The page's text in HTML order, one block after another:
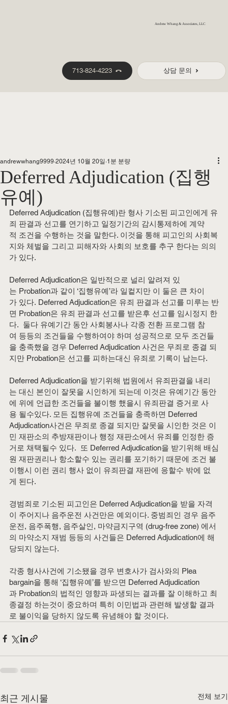
Andrew Whang & Associates, LLC
713-824-4223 상담 문의
Deferred Adjudication (집행
유예)
andrewwhang9999 2024년 10월 20일 1분 분량
Deferred Adjudication (집행유예)란 형사 기소된 피고인에게 유
죄 판결과 선고를 연기하고 일정기간의 감시통제하에 계약
적 조건을 수행하는 것을 말한다. 이것을 통해 피고인의 사회복
지와 체벌을 그리고 피해자와 사회의 보호를 추구 한다는 의의
가 있다.
Deferred Adjudication은 일반적으로 널리 알려져 있
는 Probation과 같이 ‘집행유예’라 일컽지만 이 둘은 큰 차이
가 있다. Deferred Adjudication은 유죄 판결과 선고를 미루는 반
면 Probation은 유죄 판결과 선고를 받은후 선고를 임시정지 한
다.  둘다 유예기간 동안 사회봉사나 각종 전환 프로그램 참
여 등등의 조건들을 수행하여야 하며 성공적으로 모두 조건들
을 충족했을 경우 Deferred Adjudication 사건은 무죄로 종결 되
지만 Probation은 선고를 피하는대신 유죄로 기록이 남는다.
Deferred Adjudication을 받기위해 법원에서 유죄판결을 내리
는 대신 본인이 잘못을 시인하게 되는데 이것은 유예기간 동안
에 위에 언급한 조건들을 불이행 했을시 유죄판결 증거로 사
용 될수있다. 모든 집행유예 조건들을 충족하면 Deferred
Adjudication사건은 무죄로 종결 되지만 잘못을 시인한 것은 이
민 재판소의 추방재판이나 행정 재판소에서 유죄를 인정한 증
거로 채택될수 있다.  또 Deferred Adjudication을 받기위해 배심
원 재판권리나 항소할수 있는 권리를 포기하기 때문에 조건 불
이행시 이런 권리 행사 없이 유죄판결 재판에 응할수 밖에 없
게 된다.
경범죄로 기소된 피고인은 Deferred Adjudication을 받을 자격
이 주어지나 음주운전 사건만은 예외이다. 중범죄인 경우 음주
운전, 음주폭행, 음주살인, 마약금지구역 (drug-free zone) 에서
의 마약소지 재범 등등의 사건들은 Deferred Adjudication에 해
당되지 않는다.
각종 형사사건에 기소됐을 경우 변호사가 검사와의 Plea
bargain을 통해 ‘집행유예’를 받으면 Deferred Adjudication
과 Probation의 법적인 영향과 파생되는 결과를 잘 이해하고 최
종결정 하는것이 중요하며 특히 이민법과 관련해 발생할 결과
로 불이익을 당하지 않도록 유념해야 할 것이다.
최근 게시물 전체 보기